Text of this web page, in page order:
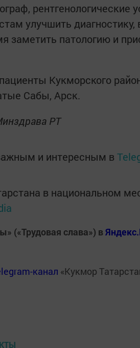
рентгенологические
улучшить диагностику,
заметить патологию и
Кукморского
Сабы, Арск.
РТ
и интересным в
в национальном
(«Трудовая слава») в
канал «Кукмор